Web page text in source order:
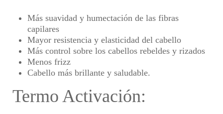
Más suavidad y humectación de las fibras
capilares
Mayor resistencia y elasticidad del cabello
Más control sobre los cabellos rebeldes y rizados
Menos frizz
Cabello más brillante y saludable.
Termo Activación: